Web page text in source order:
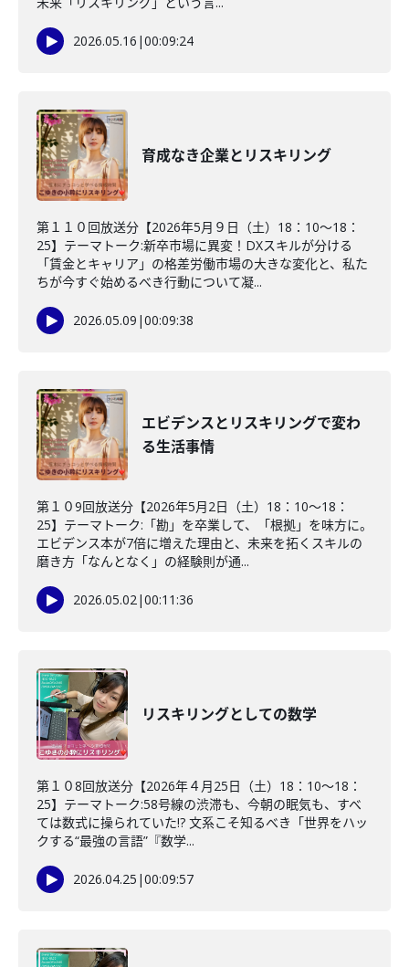
2026.05.16 |00:09:24
育成なき企業とリスキリング
第１１０回放送分【2026年5月９日（土）18：10～18：
25】テーマトーク:新卒市場に異変！DXスキルが分ける
「賃金とキャリア」の格差労働市場の大きな変化と、私た
ちが今すぐ始めるべき行動について凝...
2026.05.09 |00:09:38
エビデンスとリスキリングで変わ
る生活事情
第１０9回放送分【2026年5月2日（土）18：10～18：
25】テーマトーク:「勘」を卒業して、「根拠」を味方に。
エビデンス本が7倍に増えた理由と、未来を拓くスキルの
磨き方「なんとなく」の経験則が通...
2026.05.02|00:11:36
リスキリングとしての数学
第１０8回放送分【2026年４月25日（土）18：10～18：
25】テーマトーク:58号線の渋滞も、今朝の眠気も、すべ
ては数式に操られていた!? 文系こそ知るべき「世界をハッ
クする“最強の言語”『数学...
2026.04.25 |00:09:57